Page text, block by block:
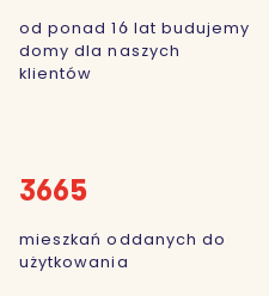
od ponad 16 lat budujemy
domy dla naszych
klientów
3665
mieszkań oddanych do
użytkowania